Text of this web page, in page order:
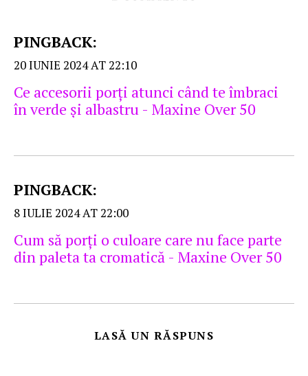
PINGBACK:
20 IUNIE 2024 AT 22:10
Ce accesorii porţi atunci când te îmbraci
în verde şi albastru - Maxine Over 50
PINGBACK:
8 IULIE 2024 AT 22:00
Cum să porţi o culoare care nu face parte
din paleta ta cromatică - Maxine Over 50
LASĂ UN RĂSPUNS